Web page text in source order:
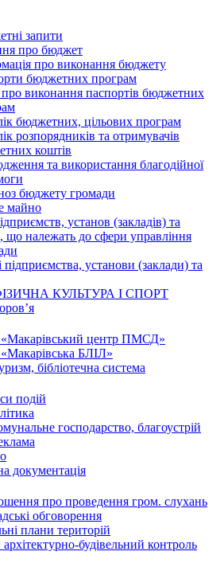
запити
про бюджет
про виконання бюджету
бюджетних програм
про виконання паспортів бюджетних
бюджетних, цільових програм
розпорядників та отримувачів
коштів
та використання благодійної
бюджету громади
майно
установ (закладів) та
що належать до сфери управління
установи (заклади) та
КУЛЬТУРА І СПОРТ
центр ПМСД»
БЛІЛ»
бібліотечна система
подій
господарство, благоустрій
документація
про проведення гром. слухань
обговорення
плани територій
будівельний контроль